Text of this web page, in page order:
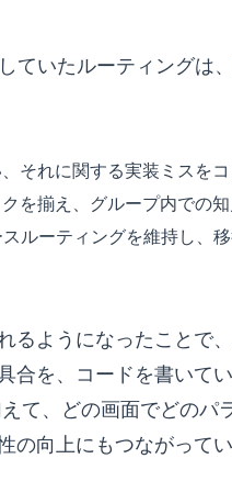
ていたルーティングは、
それに関する実装ミスを
を揃え、グループ内での
ルーティングを維持し、
るようになったことで
合を、コードを書いて
て、どの画面でどのパ
向上にもつながってい